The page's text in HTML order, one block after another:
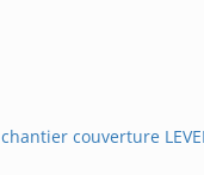
couverture